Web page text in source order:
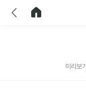
미리보기